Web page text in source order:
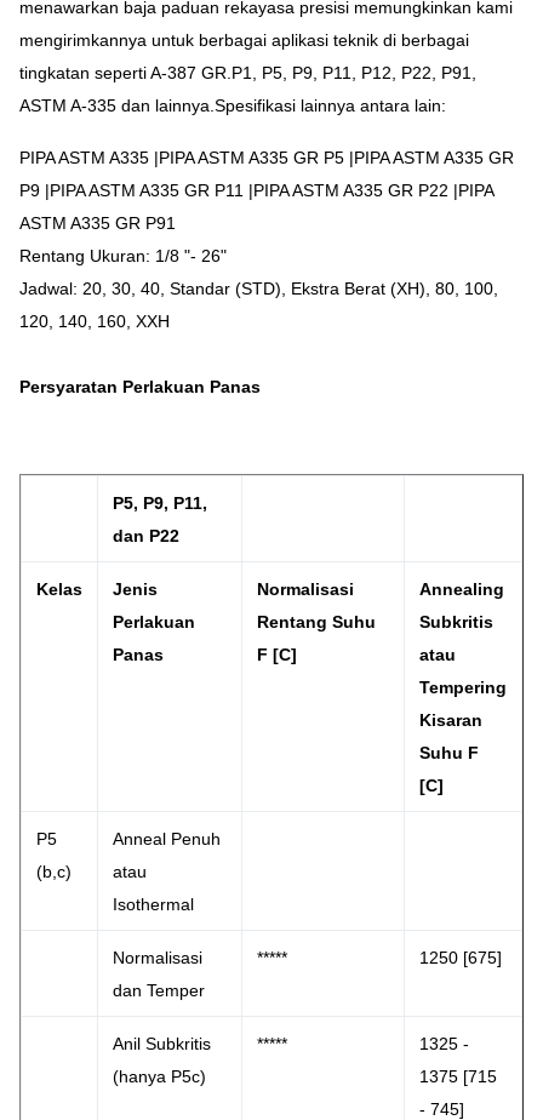
menawarkan baja paduan rekayasa presisi memungkinkan kami
mengirimkannya untuk berbagai aplikasi teknik di berbagai
tingkatan seperti A-387 GR.P1, P5, P9, P11, P12, P22, P91,
ASTM A-335 dan lainnya.Spesifikasi lainnya antara lain:
PIPA ASTM A335 |PIPA ASTM A335 GR P5 |PIPA ASTM A335 GR
P9 |PIPA ASTM A335 GR P11 |PIPA ASTM A335 GR P22 |PIPA
ASTM A335 GR P91
Rentang Ukuran: 1/8 "- 26"
Jadwal: 20, 30, 40, Standar (STD), Ekstra Berat (XH), 80, 100,
120, 140, 160, XXH
Persyaratan Perlakuan Panas
P5, P9, P11,
dan P22
Kelas
Jenis
Perlakuan
Panas
Normalisasi
Rentang Suhu
F [C]
Annealing
Subkritis
atau
Tempering
Kisaran
Suhu F
[C]
P5
(b,c)
Anneal Penuh
atau
Isothermal
Normalisasi
dan Temper
***** 1250 [675]
Anil Subkritis
(hanya P5c)
*****
1325 -
1375 [715
- 745]